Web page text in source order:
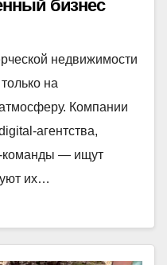
бизнес
недвижимости
на
Компании
агентства,
команды — ищут
их…